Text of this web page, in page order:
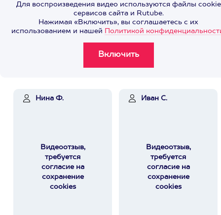
Для воспроизведения видео используются файлы cookie
сервисов сайта и Rutube.
Нажимая «Включить», вы соглашаетесь с их
использованием и нашей Политикой
Нина Ф.
Видеоотзыв,
требуется
согласие на
сохранение
cookies
Иван С.
Видеоотзыв,
требуется
согласие на
сохранение
cookies